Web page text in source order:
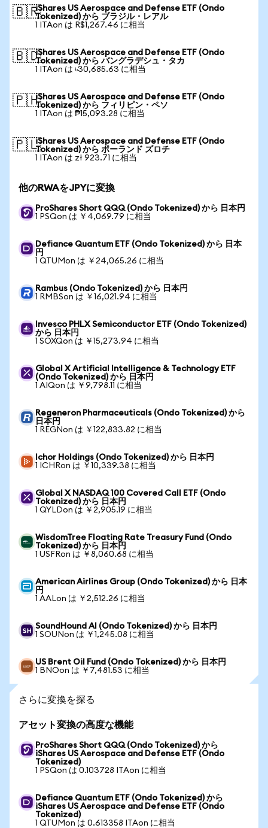
🇧🇷iShares US Aerospace and Defense ETF (Ondo
Tokenized) から ブラジル・レアル
1 ITAon は R$1,267.46 に相当
🇧🇩iShares US Aerospace and Defense ETF (Ondo
Tokenized) から バングラデシュ・タカ
1 ITAon は ৳30,685.63 に相当
🇵🇭iShares US Aerospace and Defense ETF (Ondo
Tokenized) から フィリピン・ペソ
1 ITAon は ₱15,093.28 に相当
🇵🇱iShares US Aerospace and Defense ETF (Ondo
Tokenized) から ポーランド ズロチ
1 ITAon は zł 923.71 に相当
他のRWAをJPYに変換
ProShares Short QQQ (Ondo Tokenized) から 日本円
1 PSQon は ￥4,069.79 に相当
Defiance Quantum ETF (Ondo Tokenized) から 日本
円
1 QTUMon は ￥24,065.26 に相当
Rambus (Ondo Tokenized) から 日本円
1 RMBSon は ￥16,021.94 に相当
Invesco PHLX Semiconductor ETF (Ondo Tokenized)
から 日本円
1 SOXQon は ￥15,273.94 に相当
Global X Artificial Intelligence & Technology ETF
(Ondo Tokenized) から 日本円
1 AIQon は ￥9,798.11 に相当
Regeneron Pharmaceuticals (Ondo Tokenized) から
日本円
1 REGNon は ￥122,833.82 に相当
Ichor Holdings (Ondo Tokenized) から 日本円
1 ICHRon は ￥10,339.38 に相当
Global X NASDAQ 100 Covered Call ETF (Ondo
Tokenized) から 日本円
1 QYLDon は ￥2,905.19 に相当
WisdomTree Floating Rate Treasury Fund (Ondo
Tokenized) から 日本円
1 USFRon は ￥8,060.68 に相当
American Airlines Group (Ondo Tokenized) から 日本
円
1 AALon は ￥2,512.26 に相当
SoundHound AI (Ondo Tokenized) から 日本円
1 SOUNon は ￥1,245.08 に相当
US Brent Oil Fund (Ondo Tokenized) から 日本円
1 BNOon は ￥7,481.53 に相当
さらに変換を探る
アセット変換の高度な機能
ProShares Short QQQ (Ondo Tokenized) から
iShares US Aerospace and Defense ETF (Ondo
Tokenized)
1 PSQon は 0.103728 ITAon に相当
Defiance Quantum ETF (Ondo Tokenized) から
iShares US Aerospace and Defense ETF (Ondo
Tokenized)
1 QTUMon は 0.613358 ITAon に相当